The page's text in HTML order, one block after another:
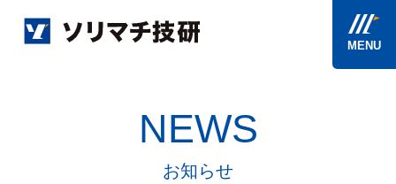
MENU
NEWS
お知らせ